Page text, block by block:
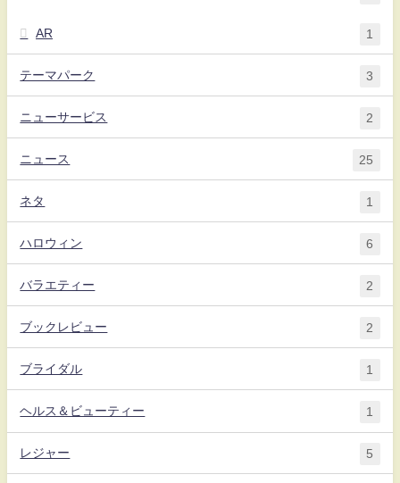
AR 1
テーマパーク 3
ニューサービス 2
ニュース 25
ネタ 1
ハロウィン 6
バラエティー 2
ブックレビュー 2
ブライダル 1
ヘルス＆ビューティー 1
レジャー 5